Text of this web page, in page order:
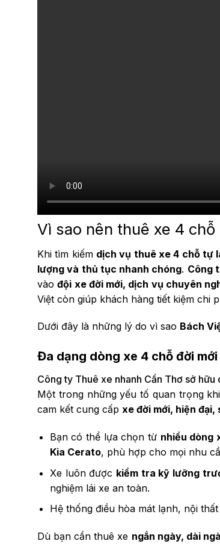
Vì sao nên thuê xe 4
Khi tìm kiếm dịch vụ thuê xe 4 chỗ tự
lượng và thủ tục nhanh chóng. Công
vàođội xe đời mới, dịch vụ chuyên
Việt còn giúp khách hàng tiết kiệm chi
Dưới đây là những lý do vì sao Bách
Đa dạng dòng xe 4 chỗ đời
Công ty Thuê xe nhanh Cần Thơ sở
Một trong những yếu tố quan trọng
cam kết cung cấp xe đời mới, hiện
Bạn có thể lựa chọn từ nhiều dòng
Kia Cerato, phù hợp cho mọi nhu
Xe luôn được kiểm tra kỹ lưỡng
nghiệm lái xe an toàn.
Hệ thống điều hòa mát lạnh, nội
Dù bạn cần thuê xe ngắn ngày, dài